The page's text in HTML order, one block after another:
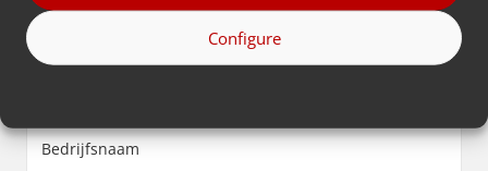
Configure
Achternaam
(Vereist)
Bedrijfsnaam
(Vereist)